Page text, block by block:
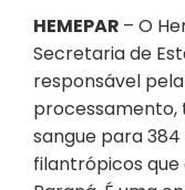
HEMEPAR – O
Secretaria de
responsável
processamento,
sangue para
filantrópicos